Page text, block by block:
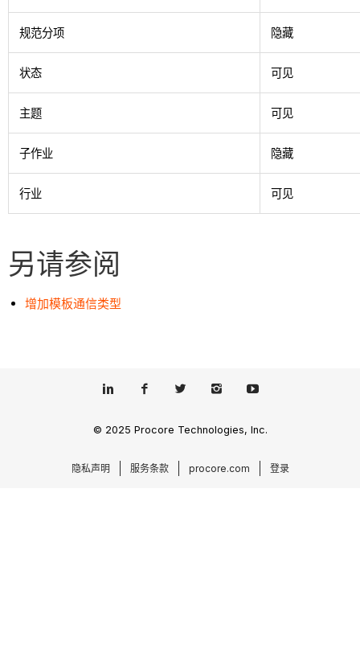
规范分项 隐藏
状态 可见
主题 可见
子作业 隐藏
行业 可见
另请参阅
增加模板通信类型
© 2025 Procore Technologies, Inc.
隐私声明 服务条款 procore.com 登录